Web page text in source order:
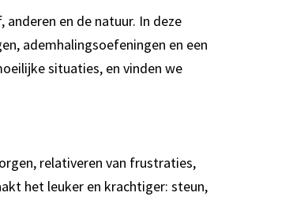
en de natuur. In deze
ademhalingsoefeningen en een
situaties, en vinden we
relativeren van frustraties,
het leuker en krachtiger: steun,